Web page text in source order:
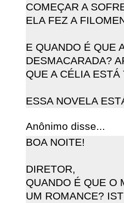
COMEÇAR A
ELA FEZ A
E QUANDO É QUE
DESMACARADA?
QUE A CÉLIA
ESSA NOVELA
Anônimo disse...
BOA NOITE!
DIRETOR,
QUANDO É QUE O
UM ROMANCE?